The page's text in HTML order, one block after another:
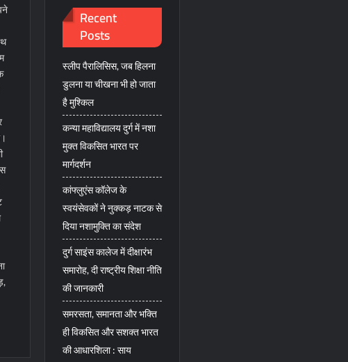
Recent
Posts
स्लीप पैरालिसिस, जब हिलना
डुलना या चीखना भी हो जाता
है मुश्किल
कन्या महाविद्यालय दुर्ग में नशा
मुक्त विकसित भारत पर
मार्गदर्शन
कांफ्लुएंस कॉलेज के
स्वयंसेवकों ने नुक्कड़ नाटक से
दिया नशामुक्ति का संदेश
दुर्ग साइंस कालेज में दीक्षारंभ
समारोह, दी राष्ट्रीय शिक्षा नीति
की जानकारी
समरसता, समानता और भक्ति
ही विकसित और सशक्त भारत
की आधारशिला : साय